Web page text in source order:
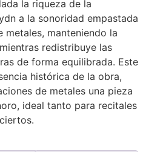
la riqueza de la
a la sonoridad empastada
manteniendo la
redistribuye las
de forma equilibrada. Este
histórica de la obra,
de metales una pieza
ideal tanto para recitales